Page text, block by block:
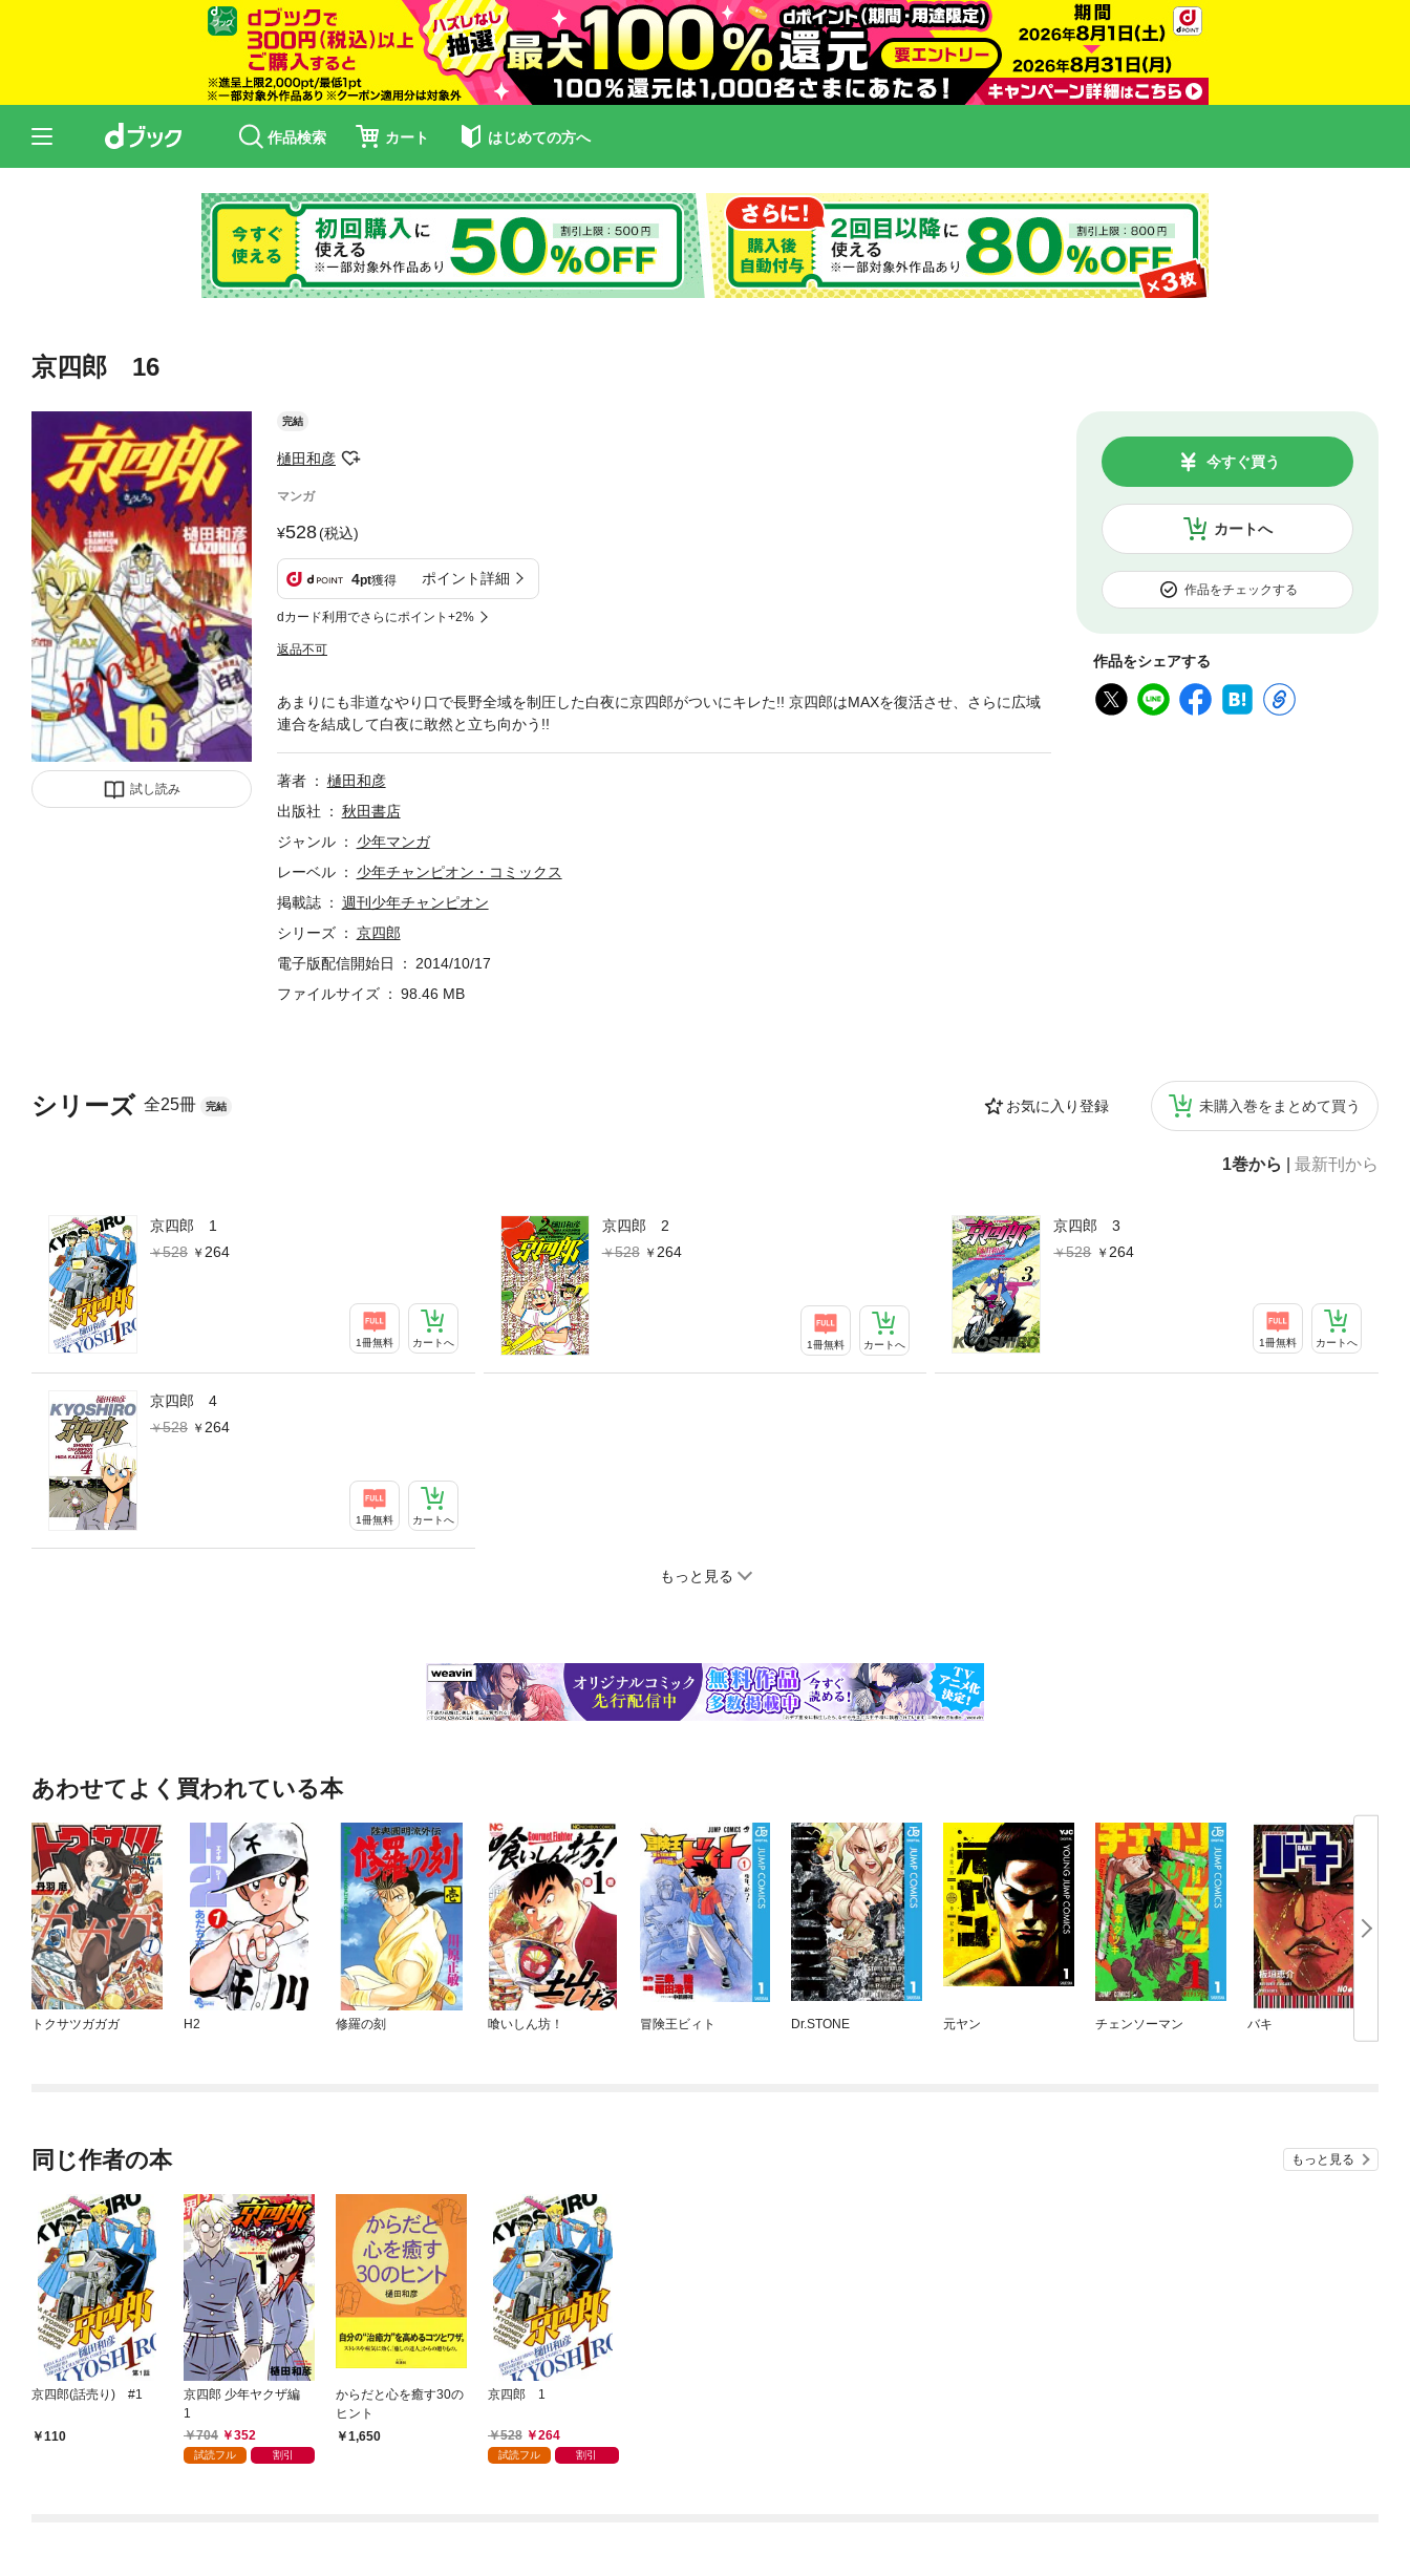
作品検索 カート はじめての方へ
京四郎 16
試し読み
完結
樋田和彦
マンガ
528(税込)
4pt獲得 ポイント詳細
dカード利用でさらにポイント+2%
返品不可
カートへ
今すぐ買う
作品をチェックする
作品をシェアする
シリーズ 全25冊 完結 お気に入り登録 未購入巻をまとめて買う
1巻から 最新刊から
京四郎 1
528
264
1冊無料 カートへ
京四郎 2
528
264
1冊無料 カートへ
京四郎 3
528
264
1冊無料 カートへ
京四郎 4
528
264
1冊無料 カートへ
もっと見る
あまりにも非道なやり口で長野全域を制圧した白夜に京四郎がついにキレた!! 京四郎はMAXを復活させ、さらに広域
連合を結成して白夜に敢然と立ち向かう!!
著者
樋田和彦
出版社
秋田書店
ジャンル
少年マンガ
レーベル
少年チャンピオン・コミックス
掲載誌
週刊少年チャンピオン
シリーズ
京四郎
電子版配信開始日
2014/10/17
ファイルサイズ
98.46 MB
あわせてよく買われている本
トクサツガガガ H2 修羅の刻 喰いしん坊！ 冒険王ビィト Dr.STONE 元ヤン チェンソーマン バキ
同じ作者の本 もっと見る
京四郎(話売り) #1
110
京四郎 少年ヤクザ編
1
704
352
試読フル 割引
からだと心を癒す30の
ヒント
1,650
京四郎 1
528 264
試読フル 割引